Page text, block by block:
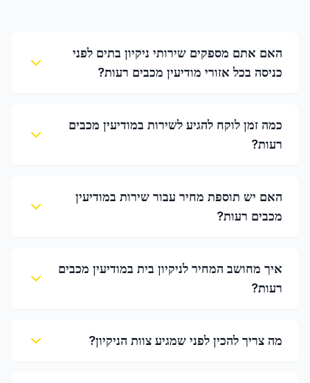
האם אתם מספקים שירותי ניקיון בתים לפני
כניסה בכל אזורי מודיעין מכבים רעות?
כמה זמן לוקח להגיע לשירות במודיעין מכבים
רעות?
האם יש תוספת מחיר עבור שירות במודיעין
מכבים רעות?
איך מחושב המחיר לניקיון בית במודיעין מכבים
רעות?
מה צריך להכין לפני שמגיע צוות הניקיון?